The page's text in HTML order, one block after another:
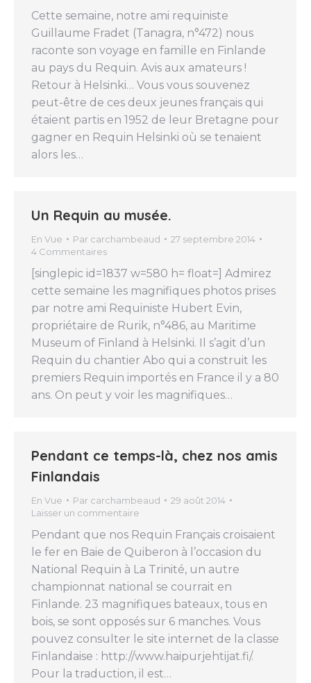
Cette semaine, notre ami requiniste
Guillaume Fradet (Tanagra, n°472) nous
raconte son voyage en famille en Finlande
au pays du Requin. Avis aux amateurs !
Retour à Helsinki… Vous vous souvenez
peut-être de ces deux jeunes français qui
étaient partis en 1952 de leur Bretagne pour
gagner en Requin Helsinki où se tenaient
alors les…
Un Requin au musée.
En Vue Par carchambeaud
27 septembre 2014
4 Commentaires
[singlepic id=1837 w=580 h= float=] Admirez
cette semaine les magnifiques photos prises
par notre ami Requiniste Hubert Evin,
propriétaire de Rurik, n°486, au Maritime
Museum of Finland à Helsinki. Il s’agit d’un
Requin du chantier Abo qui a construit les
premiers Requin importés en France il y a 80
ans. On peut y voir les magnifiques…
Pendant ce temps-là, chez nos amis
Finlandais
En Vue Par carchambeaud
29 août 2014
Laisser un commentaire
Pendant que nos Requin Français croisaient
le fer en Baie de Quiberon à l’occasion du
National Requin à La Trinité, un autre
championnat national se courrait en
Finlande. 23 magnifiques bateaux, tous en
bois, se sont opposés sur 6 manches. Vous
pouvez consulter le site internet de la classe
Finlandaise : http://www.haipurjehtijat.fi/.
Pour la traduction, il est…